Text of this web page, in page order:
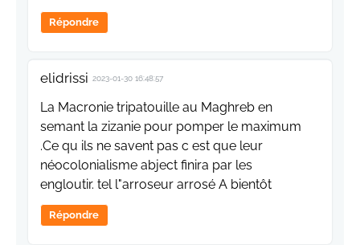
Répondre
elidrissi 2023-01-30 16:48:57
La Macronie tripatouille au Maghreb en
semant la zizanie pour pomper le maximum
.Ce qu ils ne savent pas c est que leur
néocolonialisme abject finira par les
engloutir. tel l"arroseur arrosé A bientôt
Répondre